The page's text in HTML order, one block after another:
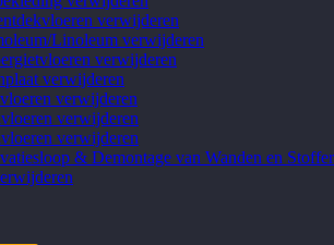
verwijderen
Linoleum verwijderen
verwijderen
verwijderen
verwijderen
verwijderen
verwijderen
& Demontage van Wanden en